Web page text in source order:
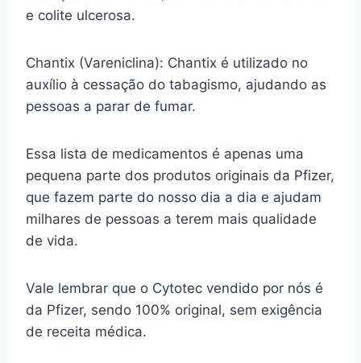
e colite ulcerosa.
Chantix (Vareniclina): Chantix é utilizado no
auxílio à cessação do tabagismo, ajudando as
pessoas a parar de fumar.
Essa lista de medicamentos é apenas uma
pequena parte dos produtos originais da Pfizer,
que fazem parte do nosso dia a dia e ajudam
milhares de pessoas a terem mais qualidade
de vida.
Vale lembrar que o Cytotec vendido por nós é
da Pfizer, sendo 100% original, sem exigência
de receita médica.